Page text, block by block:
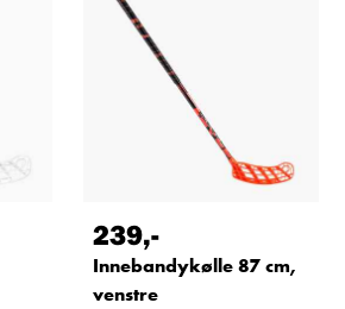
239,-
Innebandykølle 87 cm,
venstre